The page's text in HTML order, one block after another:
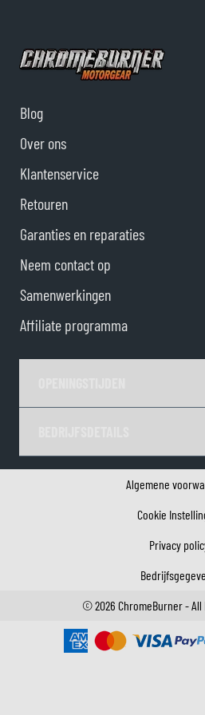
Blog
Over ons
Klantenservice
Retouren
Garanties en reparaties
Neem contact op
Samenwerkingen
Affiliate programma
Algemene
Cookie
Privacy
©2026 ChromeBurner - All